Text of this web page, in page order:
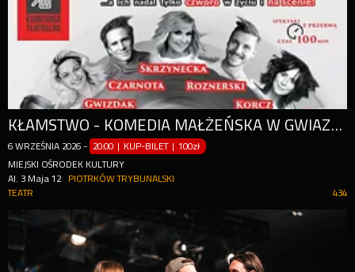
KŁAMSTWO - KOMEDIA MAŁŻEŃSKA W GWIAZDORSKIEJ OBSADZIE!
6 WRZEŚNIA 2026 - 20:00 | KUP-BILET |100zł
MIEJSKI OŚRODEK KULTURY
Al. 3 Maja 12
PIOTRKÓW TRYBUNALSKI
434
TEATR